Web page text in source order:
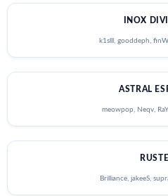
INOX
k1slll, gooddeph,
ASTRAL
meowpop, Neqv,
Brilliance, jakeeS,